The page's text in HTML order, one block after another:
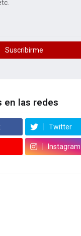
las redes
Twitter
Instagram